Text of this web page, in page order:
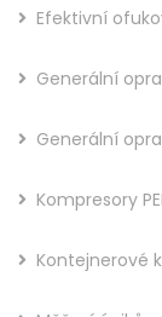
Efektivní
Generální
Generální
Kompresory
Kontejnerové